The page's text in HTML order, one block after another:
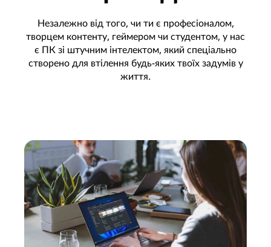
Незалежно від того, чи ти є професіоналом,
творцем контенту, геймером чи студентом, у нас
є ПК зі штучним інтелектом, який спеціально
створено для втілення будь-яких твоїх задумів у
життя.